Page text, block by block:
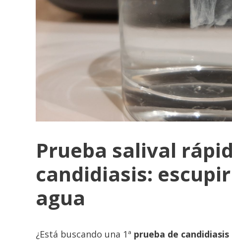
Prueba salival
candidiasis:
agua
¿Está buscando una 1ª prueba de candidiasis